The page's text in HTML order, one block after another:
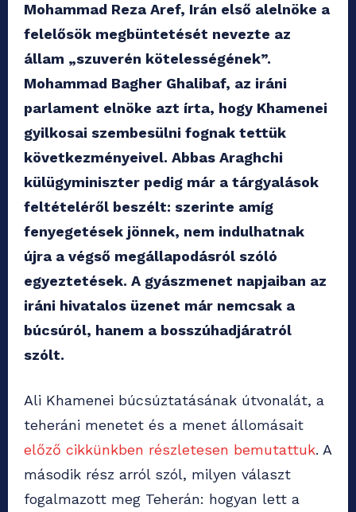
Mohammad Reza Aref, Irán első alelnöke a
felelősök megbüntetését nevezte az
állam „szuverén kötelességének”.
Mohammad Bagher Ghalibaf, az iráni
parlament elnöke azt írta, hogy Khamenei
gyilkosai szembesülni fognak tettük
következményeivel. Abbas Araghchi
külügyminiszter pedig már a tárgyalások
feltételéről beszélt: szerinte amíg
fenyegetések jönnek, nem indulhatnak
újra a végső megállapodásról szóló
egyeztetések. A gyászmenet napjaiban az
iráni hivatalos üzenet már nemcsak a
búcsúról, hanem a bosszúhadjáratról
szólt.
Ali Khamenei búcsúztatásának útvonalát, a
teheráni menetet és a menet állomásait
előző cikkünkben részletesen bemutattuk. A
második rész arról szól, milyen választ
fogalmazott meg Teherán: hogyan lett a